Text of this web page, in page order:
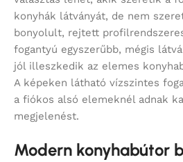
konyhák látványát, de nem
bonyolult, rejtett
fogantyú egyszerűbb, mégis
jól illeszkedik az elemes
A képeken látható vízszintes
a fiókos alsó elemeknél adnak
megjelenést.
Modern konyhabútor